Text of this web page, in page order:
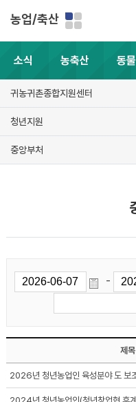
농업/축산
소식 농축산 동
귀농귀촌종합지원센터
청년지원
중앙부처
-
제목
2026년 청년농업인 육성분야 도 보